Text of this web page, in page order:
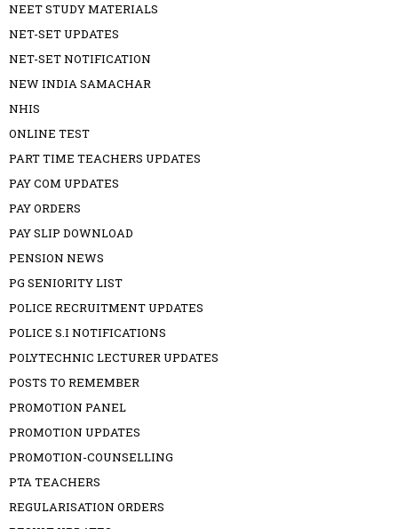
NEET STUDY MATERIALS
NET-SET UPDATES
NET-SET NOTIFICATION
NEW INDIA SAMACHAR
NHIS
ONLINE TEST
PART TIME TEACHERS UPDATES
PAY COM UPDATES
PAY ORDERS
PAY SLIP DOWNLOAD
PENSION NEWS
PG SENIORITY LIST
POLICE RECRUITMENT UPDATES
POLICE S.I NOTIFICATIONS
POLYTECHNIC LECTURER UPDATES
POSTS TO REMEMBER
PROMOTION PANEL
PROMOTION UPDATES
PROMOTION-COUNSELLING
PTA TEACHERS
REGULARISATION ORDERS